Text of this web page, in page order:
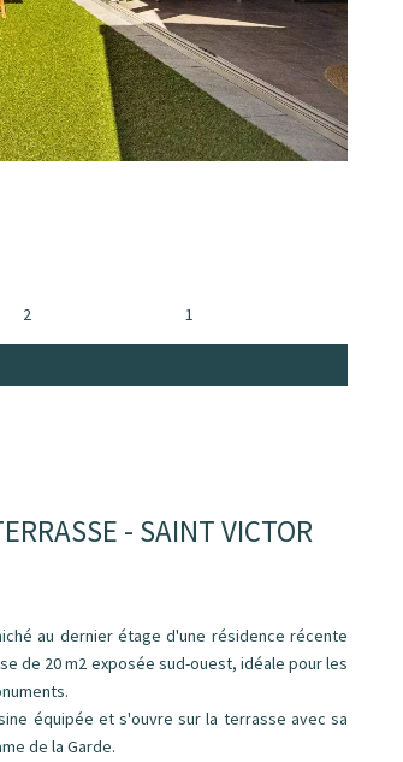
2 1
- SAINT VICTOR
au dernier étage d'une résidence récente
de 20 m2 exposée sud-ouest, idéale pour les
équipée et s'ouvre sur la terrasse avec sa
de la Garde.